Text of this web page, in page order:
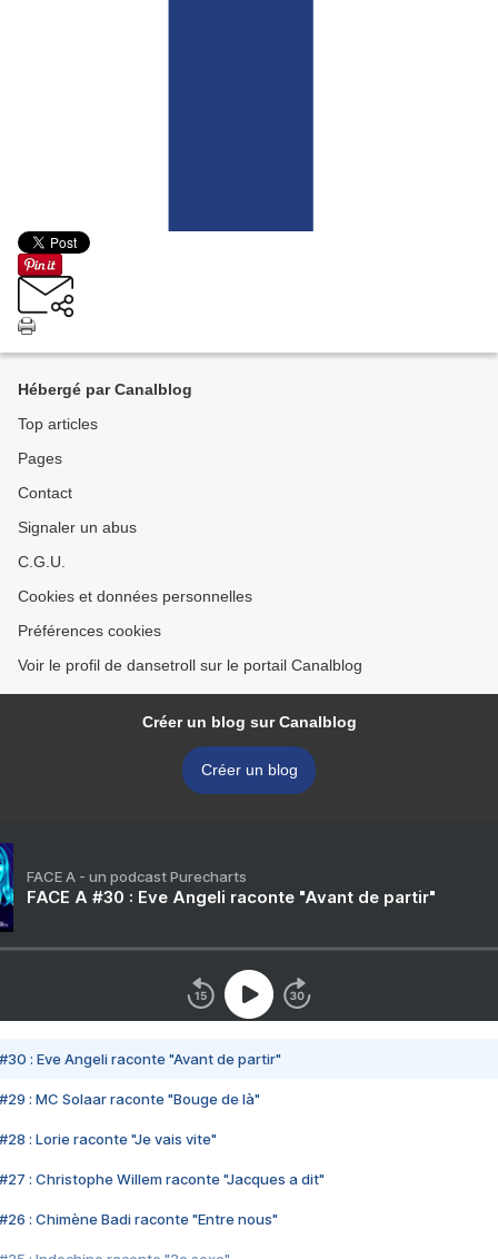
Hébergé par Canalblog
Top articles
Pages
Contact
Signaler un abus
C.G.U.
Cookies et données personnelles
Préférences cookies
Voir le profil de dansetroll sur le portail Canalblog
Créer un blog sur Canalblog
Créer un blog
FACE A - un podcast Purecharts
FACE A #30 : Eve Angeli raconte "Avant de partir"
#30 : Eve Angeli raconte "Avant de partir"
#29 : MC Solaar raconte "Bouge de là"
#28 : Lorie raconte "Je vais vite"
#27 : Christophe Willem raconte "Jacques a dit"
#26 : Chimène Badi raconte "Entre nous"